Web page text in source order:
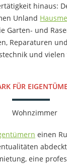
hinaus:
Unland
Garten- und
Reparaturen
und vielen
FÜR
einen
eine